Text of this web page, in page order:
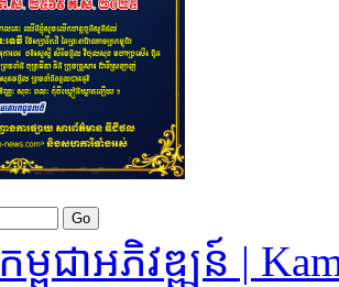
កម្ពុជាអភិវឌ្ឍន៍ |